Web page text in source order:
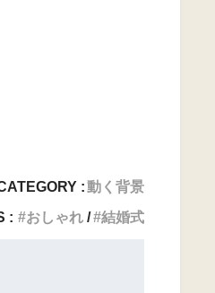
:動く背景
:
おしゃれ 結婚式